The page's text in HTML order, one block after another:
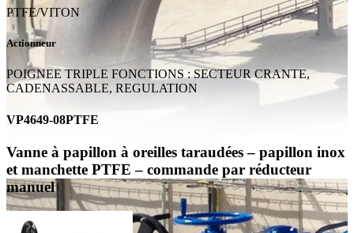
PTFE/VITON
Actionneur
POIGNEE TRIPLE FONCTIONS : SECTEUR CRANTE,
CADENASSABLE, REGULATION
VP4649-08PTFE
Vanne à papillon à oreilles taraudées – papillon inox
et manchette PTFE – commande par réducteur
manuel